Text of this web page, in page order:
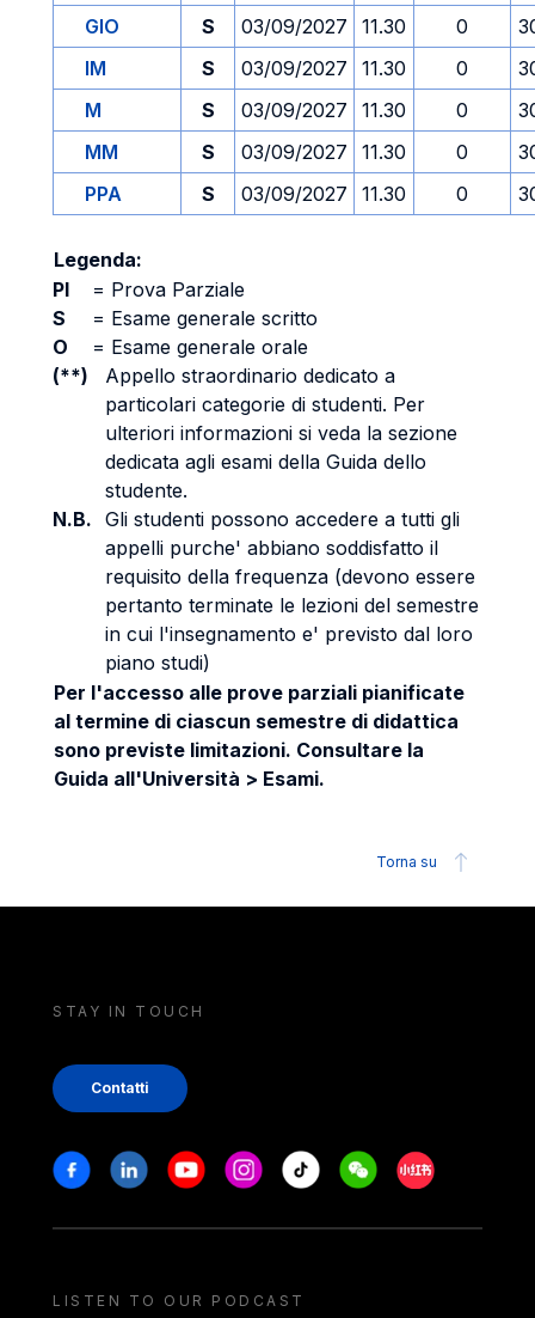
GIO S 03/09/2027 11.30 0
IM
S 03/09/2027 11.30 0
M
S 03/09/2027 11.30 0
MM
S 03/09/2027 11.30 0
PPA
S 03/09/2027 11.30 0
Legenda:
PI
= Prova Parziale
S
= Esame generale scritto
O
= Esame generale orale
(**)
Appello straordinario dedicato a
particolari categorie di studenti. Per
ulteriori informazioni si veda la sezione
dedicata agli esami della Guida dello
studente.
N.B. Gli studenti possono accedere a tutti gli
appelli purche' abbiano soddisfatto il
requisito della frequenza (devono essere
pertanto terminate le lezioni del semestre
in cui l'insegnamento e' previsto dal loro
piano studi)
Per l'accesso alle prove parziali pianificate
al termine di ciascun semestre di didattica
sono previste limitazioni. Consultare la
Guida all'Università > Esami.
Torna su
STAY IN TOUCH
Contatti
Stay in touch
FacebookLinkedinYoutubeInstagram
Tiktok WeechatXiaohongshu/
LISTEN TO OUR PODCAST